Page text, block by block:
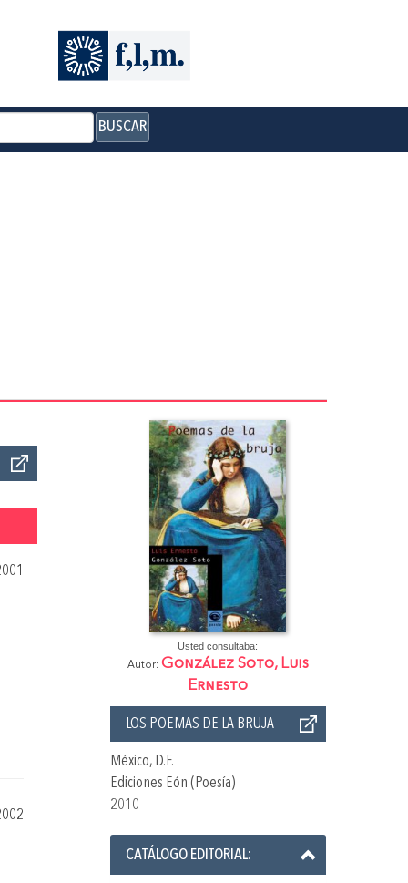
BUSCAR
Usted consultaba:
Autor: González Soto, Luis
Ernesto
LOS POEMAS DE LA BRUJA
México, D.F.
Ediciones Eón (Poesía)
2010
CATÁLOGO EDITORIAL: